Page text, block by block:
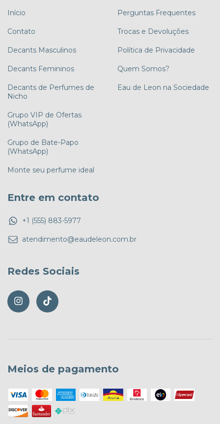
Início
Contato
Decants Masculinos
Decants Femininos
Decants de Perfumes de
Nicho
Grupo VIP de Ofertas
(WhatsApp)
Grupo de Bate-Papo
(WhatsApp)
Monte seu perfume ideal
Perguntas Frequentes
Trocas e Devoluções
Política de Privacidade
Quem Somos?
Eau de Leon na Sociedade
Entre em contato
+1 (555) 883-5977
atendimento@eaudeleon.com.br
Redes Sociais
Meios de pagamento